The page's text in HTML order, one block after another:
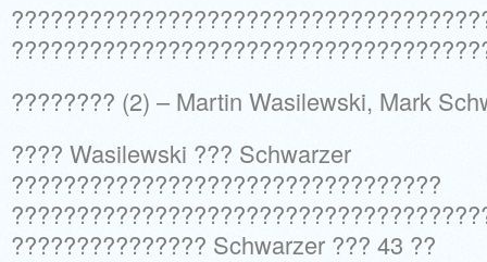
???????? (2) – Martin Wasilewski, Mark
???? Wasilewski ??? Schwarzer
?????????????????????????????????
??????????????? Schwarzer ??? 43 ??